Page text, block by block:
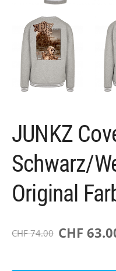
JUNKZ
Schwarz/
Original
CHF 74.00 CHF